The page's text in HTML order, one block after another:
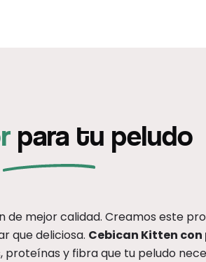
para tu peludo
de mejor calidad. Creamos este
que deliciosa. Cebican Kitten
proteínas y fibra que tu peludo